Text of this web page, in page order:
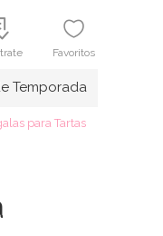
Favoritos
Temporada
para Tartas